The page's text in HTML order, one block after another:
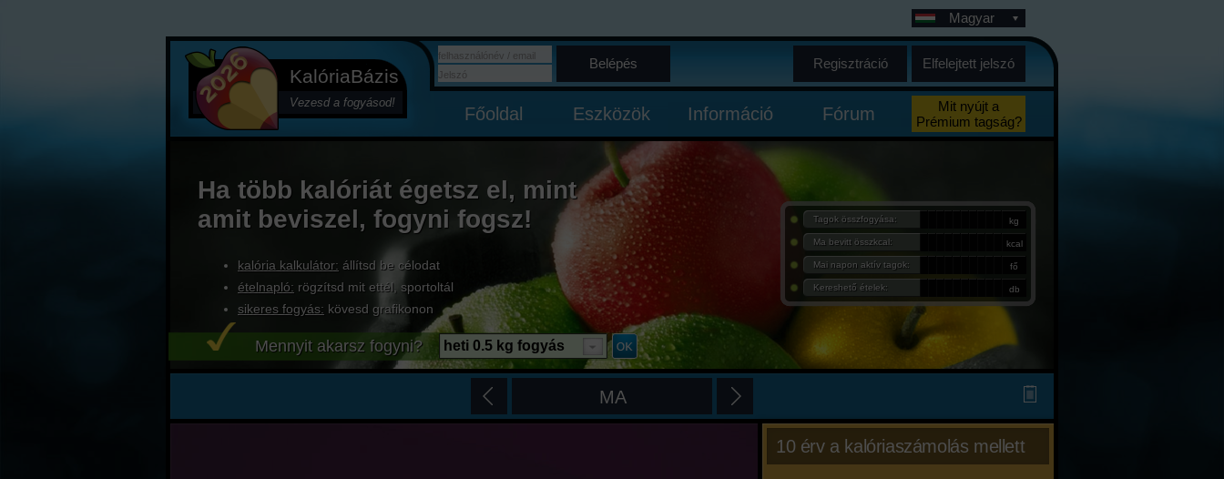
KalóriaBázis
Vezesd a fogyásod!
Magyar
Belépés Regisztráció Elfelejtett jelszó
Főoldal Eszközök Információ Fórum
Mit nyújt a
Prémium tagság?
Ha több kalóriát égetsz el, mint
amit beviszel, fogyni fogsz!
kalória kalkulátor: állítsd be célodat
ételnapló: rögzítsd mit ettél, sportoltál
sikeres fogyás: kövesd grafikonon
Tagok összfogyása: kg
Ma bevitt összkcal: kcal
Mai napon aktív tagok: fő
Kereshető ételek: db
Mennyit akarsz fogyni? heti 0.5 kg fogyás
MA
10 érv a kalóriaszámolás mellett